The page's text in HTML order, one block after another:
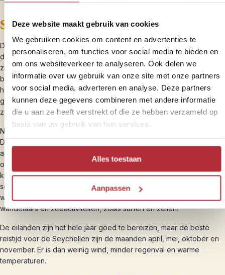
Deze website maakt gebruik van cookies
We gebruiken cookies om content en advertenties te
personaliseren, om functies voor social media te bieden en
om ons websiteverkeer te analyseren. Ook delen we
informatie over uw gebruik van onze site met onze partners
voor social media, adverteren en analyse. Deze partners
kunnen deze gegevens combineren met andere informatie
die u aan ze heeft verstrekt of die ze hebben verzameld op
basis van uw gebruik van hun services.
Alles toestaan
Aanpassen
Seychellen
De Seychellen is een eilandengroep in de Indische Oceaan, voor
de oostkust van Afrika met meer dan 115 eilanden. De bekendste
zijn Praslin, La Digue en hoofdeiland Mahé. De eilanden staan
bekend om hun witte zandstranden, palmbomen en groene
heuvels. De Seychellen kent een tropisch regenwoudklimaat met
gemiddelde temperaturen tussen de 24°C en 32°C. De eilanden
zijn perfect voor een ontspannen strandvakantie.
Net als Mauritius heeft de Seychellen te maken met twee periodes.
De warme, vochtige zomerperiode loopt van november tot en met
april: een gemiddelde temperatuur van 27°C en een grotere kans
op regen. De rustige wind zorgt ervoor dat je deze periode goed
kunt duiken. De koelere en droge winterperiode loopt van juni tot
september met een gemiddelde temperatuur van 30°C. De stevige
wind en het weinige regenval maakt dit juist de ideale periode voor
wandelaars en zeeactiviteiten, zoals surfen en zeilen.
De eilanden zijn het hele jaar goed te bereizen, maar de beste
reistijd voor de Seychellen zijn de maanden april, mei, oktober en
november. Er is dan weinig wind, minder regenval en warme
temperaturen.